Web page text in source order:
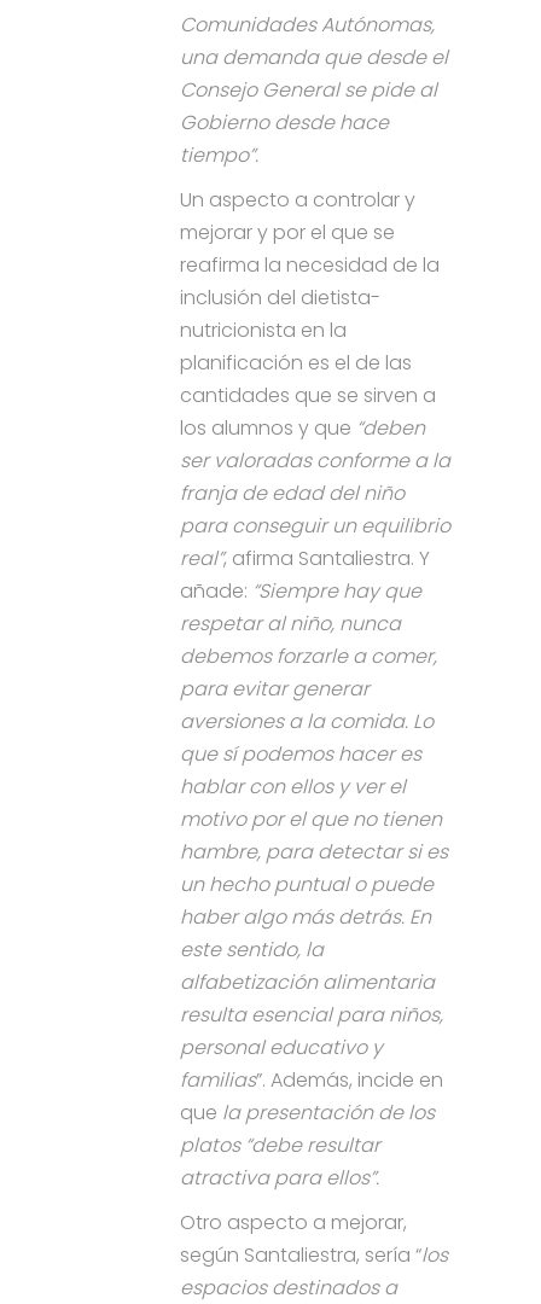
Comunidades Autónomas,
una demanda que desde el
Consejo General se pide al
Gobierno desde hace
tiempo”.
Un aspecto a controlar y
mejorar y por el que se
reafirma la necesidad de la
inclusión del dietista-
nutricionista en la
planificación es el de las
cantidades que se sirven a
los alumnos y que “deben
ser valoradas conforme a la
franja de edad del niño
para conseguir un equilibrio
real”, afirma Santaliestra. Y
añade: “Siempre hay que
respetar al niño, nunca
debemos forzarle a comer,
para evitar generar
aversiones a la comida. Lo
que sí podemos hacer es
hablar con ellos y ver el
motivo por el que no tienen
hambre, para detectar si es
un hecho puntual o puede
haber algo más detrás. En
este sentido, la
alfabetización alimentaria
resulta esencial para niños,
personal educativo y
familias”. Además, incide en
que la presentación de los
platos “debe resultar
atractiva para ellos”.
Otro aspecto a mejorar,
según Santaliestra, sería “los
espacios destinados a